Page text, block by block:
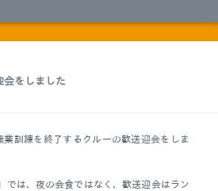
会をしました
訓練を終了するクルーの歓送迎会をしま
では、夜の会食ではなく、歓送迎会はラン